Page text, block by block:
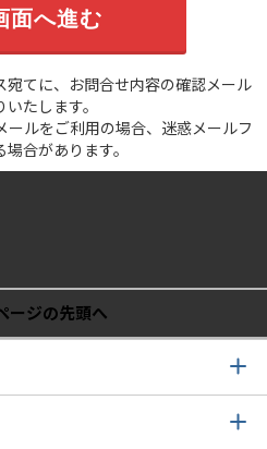
てに、お問合せ内容の確認メール
たします。
ルをご利用の場合、迷惑メールフ
合があります。
ージの先頭へ